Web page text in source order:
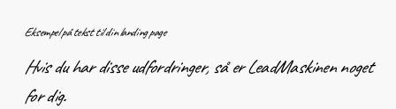
Eksempel på tekst til din landing page
Hvis du har disse udfordringer, så er LeadMaskinen noget
for dig.